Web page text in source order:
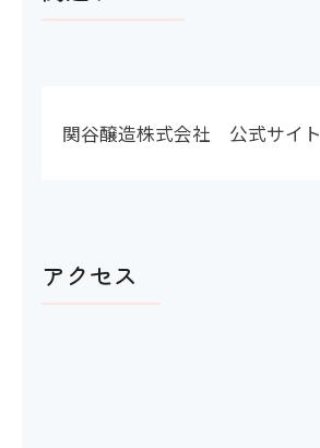
×
関谷醸造株式会社 公式サイト
アクセス